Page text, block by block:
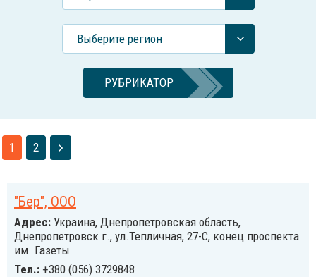
Выберите регион
РУБРИКАТОР
1 2
"Бер", ООО
Адрес: Украина, Днепропетровская область,
Днепропетровск г., ул.Тепличная, 27-С, конец проспекта
им. Газеты
Тел.: +380 (056) 3729848